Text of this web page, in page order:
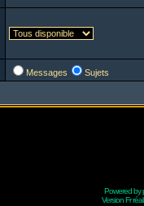
Messages Sujets
Powered by
Version Fr